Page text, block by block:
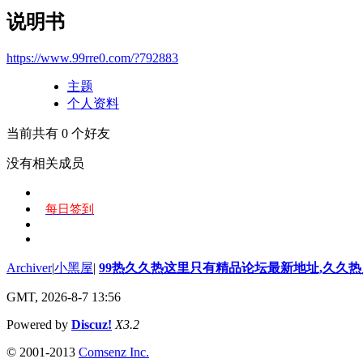
说明书
https://www.99rre0.com/?792883
主题
个人资料
当前共有 0 个好友
没有相关成员
每日签到
Archiver|小黑屋| 99热久久热这里只有精品论坛最新地址,久久
GMT, 2026-8-7 13:56
Powered by Discuz! X3.2
© 2001-2013 Comsenz Inc.